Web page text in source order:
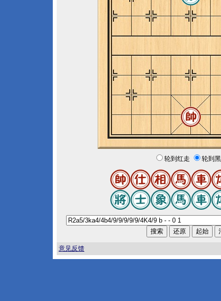
轮到红走 轮到
意见反馈